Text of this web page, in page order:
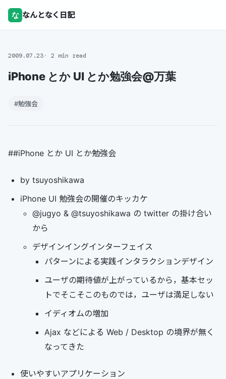
な なんとなく日記
2009.07.23 2 min read
iPhone とか UI とか勉強会@万葉
#勉強会
##iPhone とか UI とか勉強会
by tsuyoshikawa
iPhone UI 勉強会の開催のキッカケ
@jugyo & @tsuyoshikawa の twitter の掛け合い
から
デザインイングインターフェイス
パターンによる実践インタラクションデザイン
ユーザの期待値が上がっているから，基本セッ
トでそこそこのものでは，ユーザは満足しない
イディオムの増加
Ajax などによる Web / Desktop の境界が無く
なってきた
使いやすいアプリケーション